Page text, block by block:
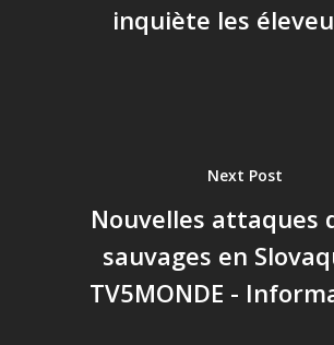
inquiète les
Next Post
Nouvelles attaques
sauvages en
TV5MONDE -